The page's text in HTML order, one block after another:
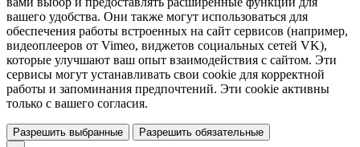
вашего удобства. Они также могут использоваться для
обеспечения работы встроенных на сайт сервисов (например,
видеоплееров от Vimeo, виджетов социальных сетей VK),
которые улучшают ваш опыт взаимодействия с сайтом. Эти
сервисы могут устанавливать свои cookie для корректной
работы и запоминания предпочтений. Эти cookie активны
только с вашего согласия.
Разрешить выбранные
Разрешить обязательные